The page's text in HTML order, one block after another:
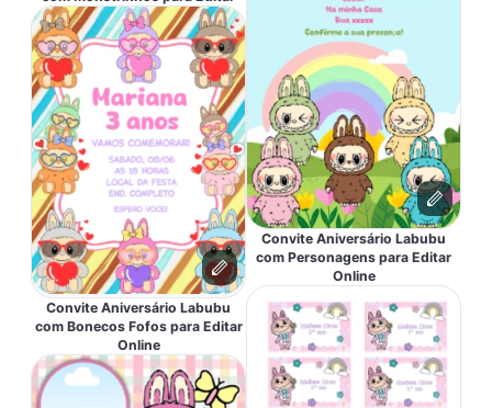
Convite Aniversário Labubu
com Bonecos Fofos para Editar
Online
Convite Aniversário Labubu
com Personagens para Editar
Online